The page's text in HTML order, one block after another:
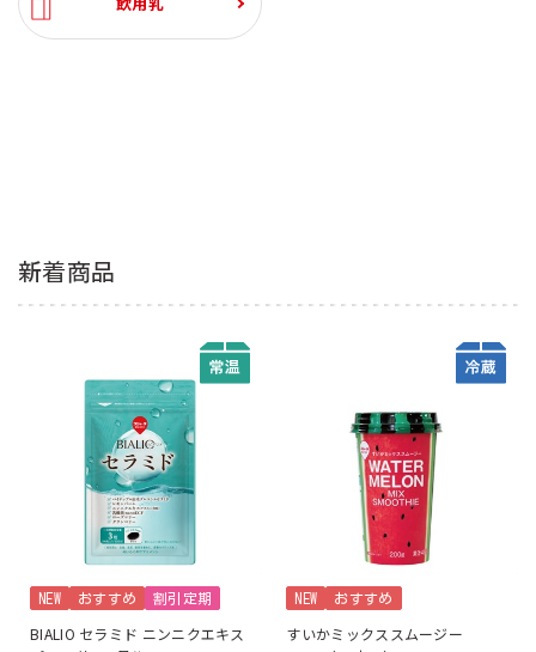
新着商品
NEW おすすめ 割引定期
BIALIO セラミド ニンニクエキス
NEW おすすめ
すいかミックススムージー